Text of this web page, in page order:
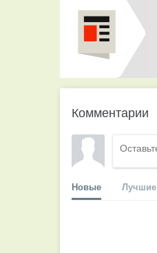
Комментарии
Новые Лучшие